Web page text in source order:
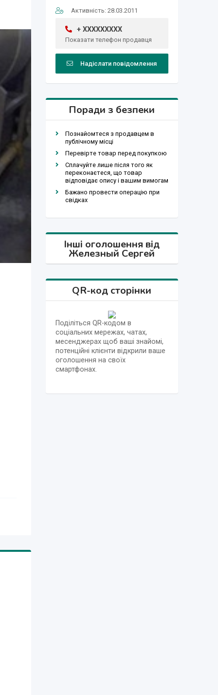
Активність: 28.03.2011
+ XXXXXXXXX
Показати телефон продавця
Надіслати повідомлення
Поради з безпеки
Познайомтеся з продавцем в
публічному місці
Перевірте товар перед покупкою
Сплачуйте лише після того як
переконаєтеся, що товар
відповідає опису і вашим вимогам
Бажано провести операцію при
свідках
Інші оголошення від
Железный Сергей
QR-код сторінки
Поділіться QR-кодом в
соціальних мережах, чатах,
месенджерах щоб ваші знайомі,
потенційні клієнти відкрили ваше
оголошення на своїх
смартфонах.